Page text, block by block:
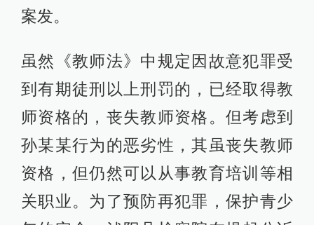
案发。
虽然《教师法》中规定因故意犯罪受
到有期徒刑以上刑罚的，已经取得教
师资格的，丧失教师资格。但考虑到
孙某某行为的恶劣性，其虽丧失教师
资格，但仍然可以从事教育培训等相
关职业。为了预防再犯罪，保护青少